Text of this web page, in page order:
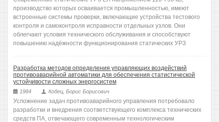
производство которых осваивается промышленностью, имеют
встроенные системы проверки, включающие устройства тестового
контроля и самоконтроля исправности отдельных узлов. Они
облегчают условия технического обслуживания и способствуют
повышению надёжности функционирования статических УРЗ
Разработка методов определения управляющих воздействий
противоаварийной автоматики для обеспечения статистической
устойчивости сложных энергосистем
1984 Кобец, Борис Борисович
Усложнение задач противоаварийного управления потребовало
разработки и внедрения соответствующего комплекса технических
средств ПА, отвечающего современным технологическим